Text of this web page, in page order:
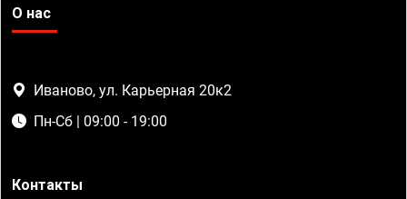
О нас
Иваново, ул. Карьерная 20к2
Пн-Сб | 09:00 - 19:00
Контакты